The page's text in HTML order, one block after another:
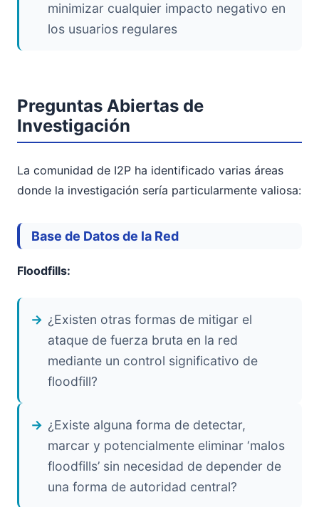
minimizar cualquier impacto negativo en
los usuarios regulares
Preguntas Abiertas de
Investigación
La comunidad de I2P ha identificado varias áreas
donde la investigación sería particularmente valiosa:
Base de Datos de la Red
Floodfills:
¿Existen otras formas de mitigar el
ataque de fuerza bruta en la red
mediante un control significativo de
floodfill?
¿Existe alguna forma de detectar,
marcar y potencialmente eliminar ‘malos
floodfills’ sin necesidad de depender de
una forma de autoridad central?